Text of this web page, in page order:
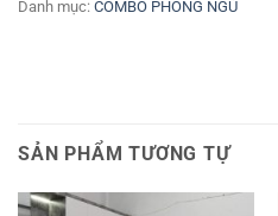
Danh mục: COMBO PHÒNG NGỦ
SẢN PHẨM TƯƠNG TỰ